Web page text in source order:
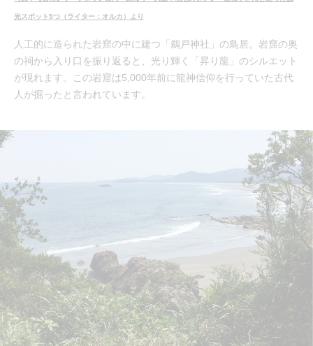
光スポット5つ（ライター：オルカ）より
人工的に造られた岩窟の中に建つ「鵜戸神社」の鳥居。岩窟の奥
の祠から入り口を振り返ると、光り輝く「昇り龍」のシルエット
が現れます。この岩窟は5,000年前に龍神信仰を行っていた古代
人が掘ったと言われています。